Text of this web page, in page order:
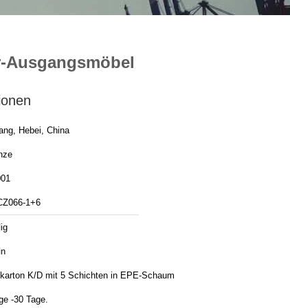
Hebei, China
1+6
K/D mit 5 Schichten in EPE-Schaum
-30 Tage.